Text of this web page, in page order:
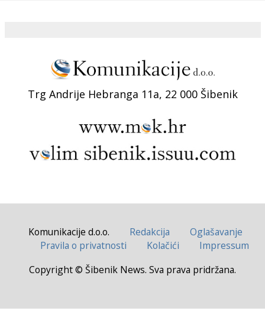
Trg Andrije Hebranga 11a, 22 000 Šibenik
Komunikacije d.o.o. Redakcija
Oglašavanje
Pravila o privatnosti
Kolačići
Impressum
Copyright © Šibenik News. Sva prava pridržana.